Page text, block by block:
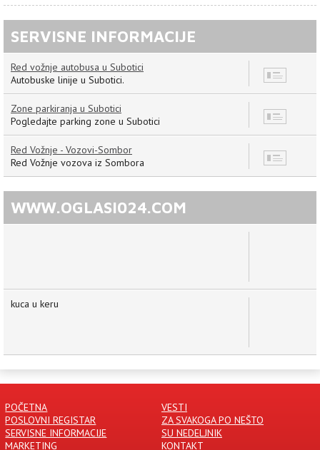
SERVISNE INFORMACIJE
Red vožnje autobusa u Subotici
Autobuske linije u Subotici.
Zone parkiranja u Subotici
Pogledajte parking zone u Subotici
Red Vožnje - Vozovi-Sombor
Red Vožnje vozova iz Sombora
WWW.OGLASI024.COM
kuca u keru
POČETNA
VESTI
POSLOVNI REGISTAR
ZA SVAKOGA PO NEŠTO
SERVISNE INFORMACIJE
SU NEDELJNIK
MARKETING
KONTAKT